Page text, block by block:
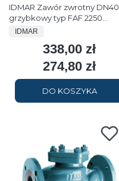
IDMAR Zawór zwrotny DN40
grzybkowy typ FAF 2250
kołnierz 1.6MPa
PRODUCENT
IDMAR
Cena
338,00 zł
Cena
274,80 zł
DO KOSZYKA